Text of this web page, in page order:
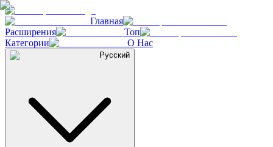
Главная
Расширения
Топ
Категории
О Нас
Русский